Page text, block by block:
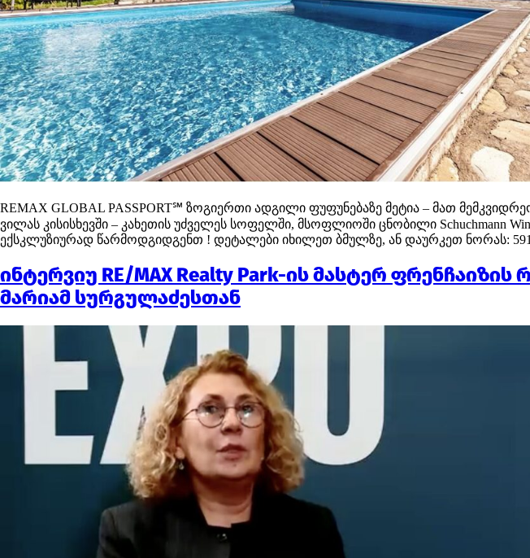
REMAX GLOBAL PASSPORT℠ ზოგიერთი ადგილი ფუფუნებაზე მეტია – მათ
ვილას კისისხევში – კახეთის უძველეს სოფელში, მსოფლიოში ცნობილი Schuchmann
ექსკლუზიურად წარმოდგიდგენთ ! დეტალები იხილეთ ბმულზე, ან დაურკეთ ნორას: 591
ინტერვიუ RE/MAX Realty Park-ის მასტერ
მარიამ სურგულაძესთან